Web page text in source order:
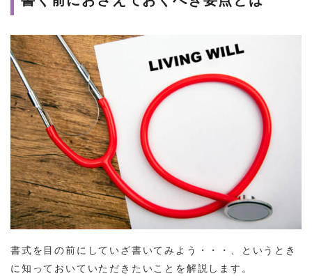
書式を目の前にしていざ書いてみよう・・・、というとき
に知っておいていただきたいことを解説します。